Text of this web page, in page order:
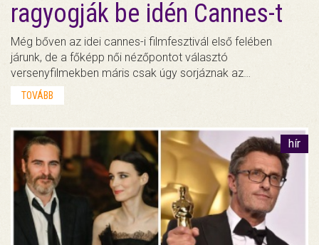
ragyogják be idén Cannes-t
Még bőven az idei cannes-i filmfesztivál első felében
járunk, de a főképp női nézőpontot választó
versenyfilmekben máris csak úgy sorjáznak az…
TOVÁBB
hír